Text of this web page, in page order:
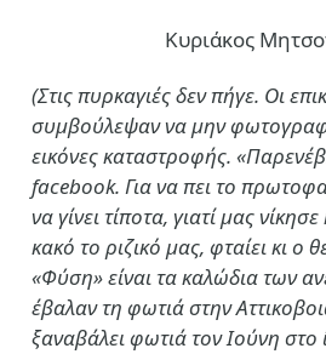
Κυριάκος
(Στις πυρκαγιές δεν πήγε. Οι
συμβούλεψαν να μην
εικόνες καταστροφής.
facebook. Για να πει το
να γίνει τίποτα, γιατί μας
κακό το ριζικό μας, φταίει κι ο
«Φύση» είναι τα καλώδια των
έβαλαν τη φωτιά στην
ξαναβάλει φωτιά τον Ιούνη